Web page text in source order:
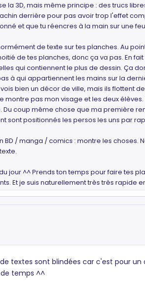
la 3D, mais même principe : des trucs
derrière pour pas avoir trop l'effet
et que tu réencres à la main sur une
de texte sur tes planches. Au
de tes planches, donc ça va pas. En
qui contiennent le plus de dessin. Ça
à qui appartiennent les mains sur la
bien un décor de ville, mais ils flottent
montre pas mon visage et les deux
Du coup même chose que ma première
sont positionnés les persos les uns par
BD / manga / comics : montre les
jour ^^ Prends ton temps pour faire tes
Et je suis naturellement très très rapide
textes sont blindées car c'est pour
temps ^^